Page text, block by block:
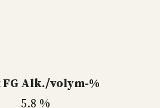
Alk./volym-%
5.8 %